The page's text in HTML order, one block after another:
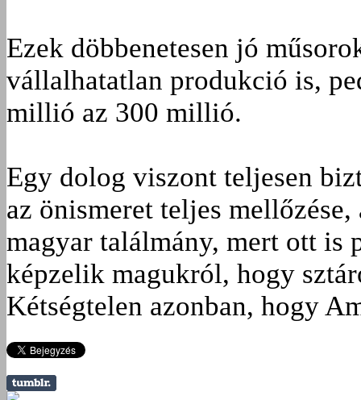
Ezek döbbenetesen jó
vállalhatatlan produkció is,
millió az 300 millió.
Egy dolog viszont teljesen
az önismeret teljes
magyar találmány, mert ott is
képzelik magukról, hogy
Kétségtelen azonban, hogy